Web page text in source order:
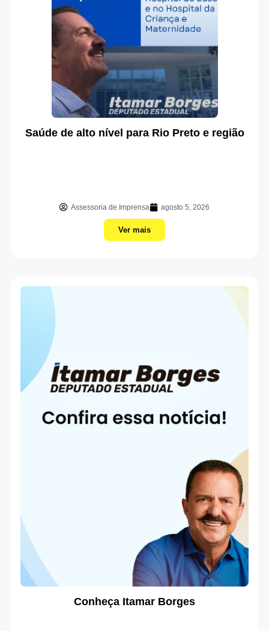
Saúde de alto nível para Rio Preto e região
Assessoria de Imprensa agosto 5, 2026
Ver mais
Conheça Itamar Borges